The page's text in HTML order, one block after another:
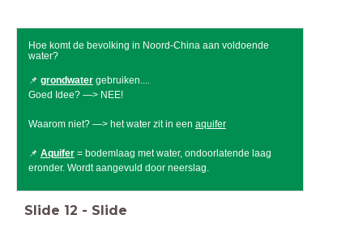
Hoe komt de bevolking in Noord-China aan voldoende
water?
📌 grondwatergebruiken....
Goed Idee? —> NEE!
Waarom niet? —> het water zit in een aquifer
📌 Aquifer= bodemlaag met water, ondoorlatende laag
eronder. Wordt aangevuld door neerslag.
Slide 12 - Slide